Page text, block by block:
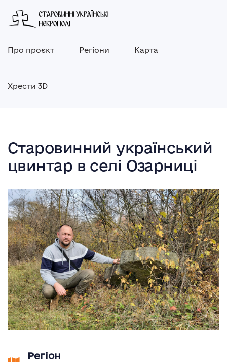
Про проєкт Регіони Карта
Хрести 3D
Старовинний український
цвинтар в селі Озарниці
Регіон